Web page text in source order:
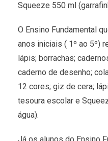
Squeeze 550 ml
O Ensino Fundamental
anos iniciais ( 1º ao 5º)
lápis; borrachas;
caderno de desenho;
12 cores; giz de cera;
tesoura escolar e
água).